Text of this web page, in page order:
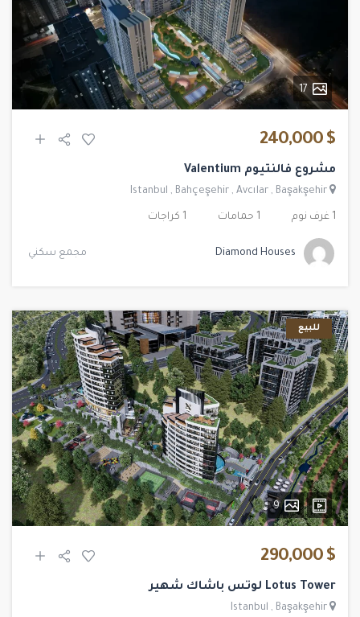
17
$ 240,000
مشروع فالنتيوم Valentium
Istanbul , Bahçeşehir , Avcılar , Başakşehir
1 غرف نوم 1 حمامات 1 كراجات
Diamond Houses مجمع سكني
للبيع
9
$ 290,000
Lotus Tower لوتس باشاك شهير
Istanbul , Başakşehir